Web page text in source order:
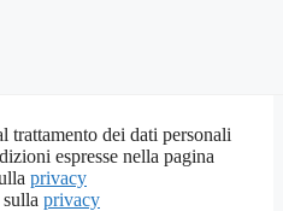
trattamento dei dati personali
espresse nella pagina
privacy
privacy